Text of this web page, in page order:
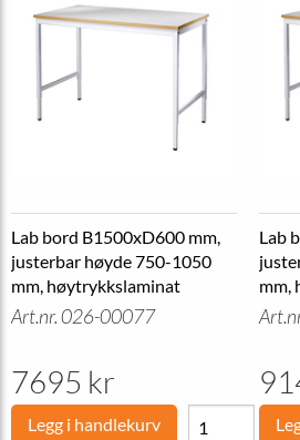
Lab bord B1500xD600 mm,
justerbar høyde 750-1050
mm, høytrykkslaminat
Art.nr. 026-00077
7695 kr
Legg i handlekurv
Lab
mm,